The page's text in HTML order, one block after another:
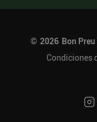
© 2026 Bon
Condiciones